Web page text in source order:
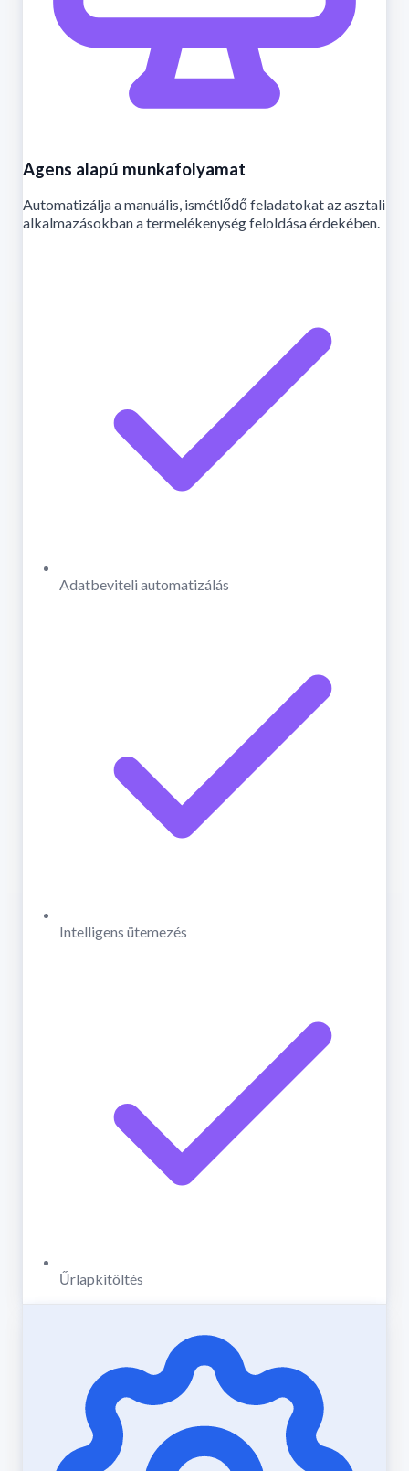
Agens alapú munkafolyamat
Automatizálja a manuális, ismétlődő feladatokat az asztali
alkalmazásokban a termelékenység feloldása érdekében.
Adatbeviteli automatizálás
Intelligens ütemezés
Űrlapkitöltés